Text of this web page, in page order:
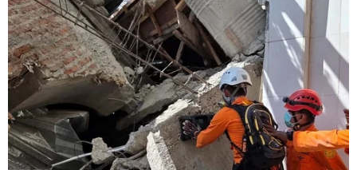
TIN CÙNG CHUYÊN MỤC